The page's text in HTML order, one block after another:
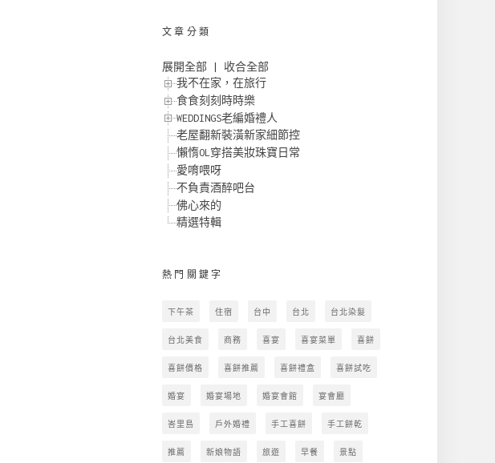
文章分類
展開全部
收合全部
我不在家，在旅行
食食刻刻時時樂
WEDDINGS老編婚禮人
老屋翻新裝潢新家細節控
懶惰OL穿搭美妝珠寶日常
愛唷喂呀
不負責酒醉吧台
佛心來的
精選特輯
熱門關鍵字
下午茶 住宿 台中 台北 台北染髮
台北美食 商務 喜宴 喜宴菜單 喜餅
喜餅價格 喜餅推薦 喜餅禮盒 喜餅試吃
婚宴 婚宴場地 婚宴會館 宴會廳
峇里島 戶外婚禮 手工喜餅 手工餅乾
推薦 新娘物語 旅遊 早餐 景點